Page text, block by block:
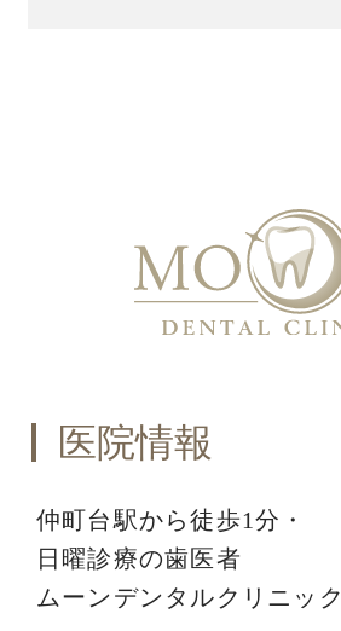
医院情報
仲町台駅から徒歩1分・
日曜診療の歯医者
ムーンデンタルクリニック